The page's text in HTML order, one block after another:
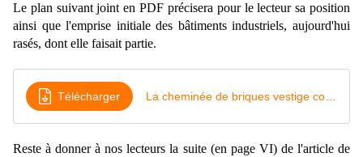
Le plan suivant joint en PDF précisera pour le lecteur sa position
ainsi que l'emprise initiale des bâtiments industriels, aujourd'hui
rasés, dont elle faisait partie.
Télécharger
Reste à donner à nos lecteurs la suite (en page VI) de l'article de